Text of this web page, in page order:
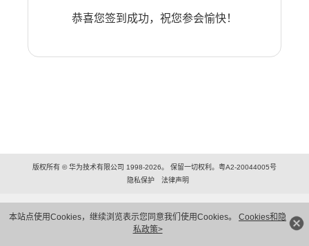
本站点使用Cookies，继续浏览表示您同意我们使用Cookies。 Cookies和隐
私政策>
恭喜您签到成功，祝您参会愉快！
版权所有 © 华为技术有限公司 1998-2026。 保留一切权利。粤A2-20044005号
隐私保护
法律声明